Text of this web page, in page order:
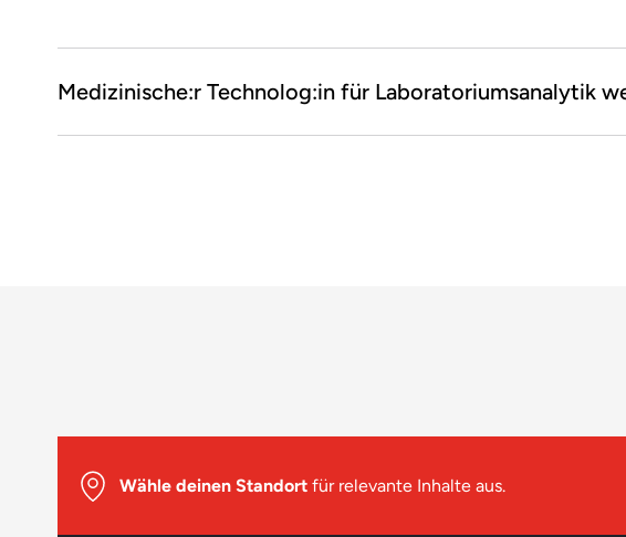
Medizinische:r Technolog:in für Laboratoriumsanalytik
Wähle deinen Standort für relevante Inhalte aus.